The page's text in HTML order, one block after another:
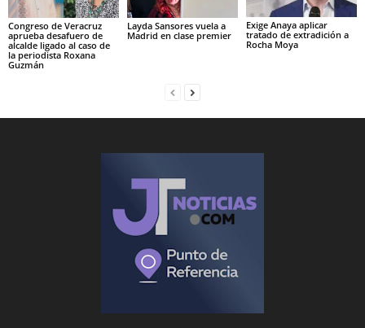
Congreso de Veracruz
aprueba desafuero de
alcalde ligado al caso de
la periodista Roxana
Guzmán
Layda Sansores vuela a
Madrid en clase premier
Exige Anaya aplicar
tratado de extradición a
Rocha Moya